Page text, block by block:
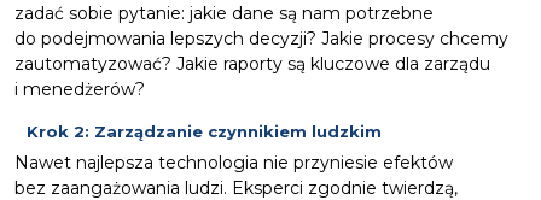
zadać sobie pytanie: jakie dane są nam potrzebne
do podejmowania lepszych decyzji? Jakie procesy chcemy
zautomatyzować? Jakie raporty są kluczowe dla zarządu
i menedżerów?
Krok 2: Zarządzanie czynnikiem ludzkim
Nawet najlepsza technologia nie przyniesie efektów
bez zaangażowania ludzi. Eksperci zgodnie twierdzą,